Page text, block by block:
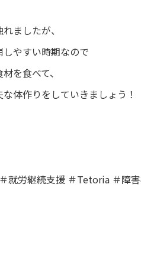
ましたが、
やすい時期なので
を食べて、
体作りをしていきましょう！
就労継続支援 ＃Tetoria ＃障